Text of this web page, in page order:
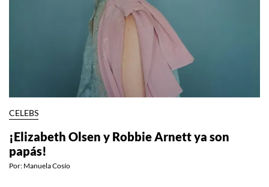
CELEBS
¡Elizabeth Olsen y Robbie Arnett ya son
papás!
Por: Manuela Cosío